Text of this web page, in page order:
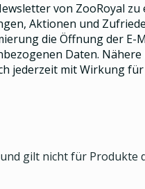
von ZooRoyal
Aktionen und
die Öffnung der E-
Daten.
jederzeit mit Wirkung
gilt nicht für Produkte